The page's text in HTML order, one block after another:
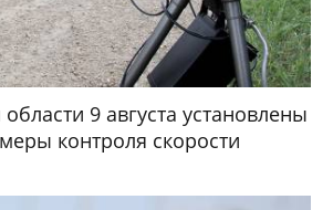
9 августа установлены
контроля скорости